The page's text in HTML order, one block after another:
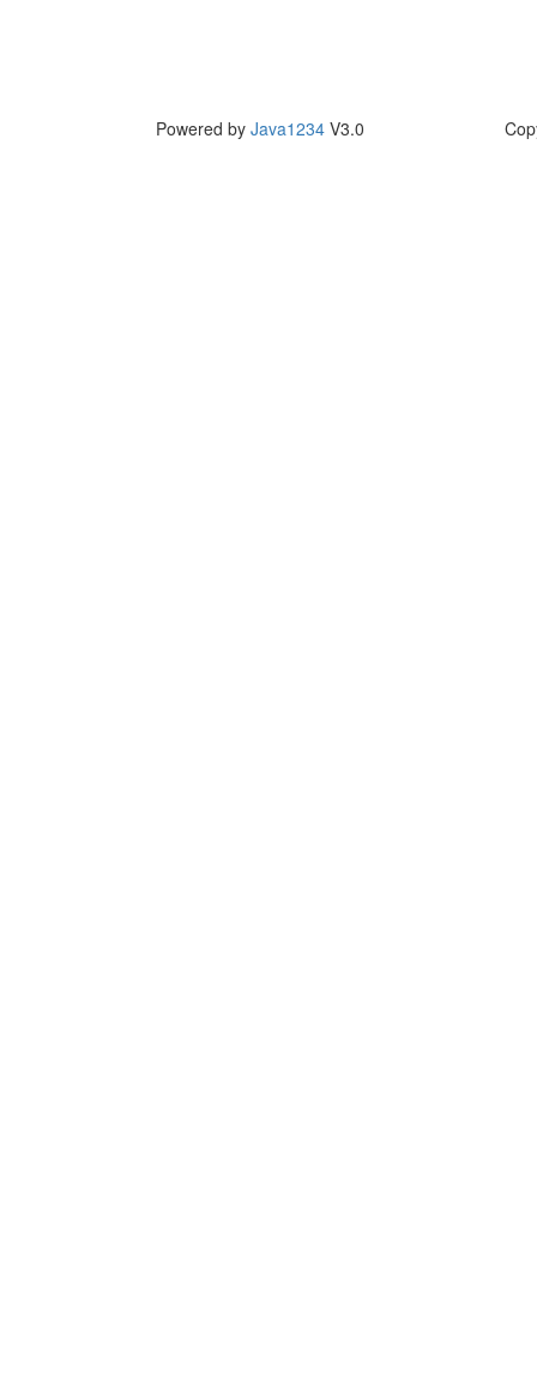
Powered by Java1234 V3.0